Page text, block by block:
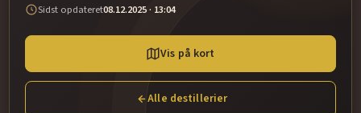
Sidst opdateret08.12.2025 · 13:04
Vis på kort
Alle destillerier